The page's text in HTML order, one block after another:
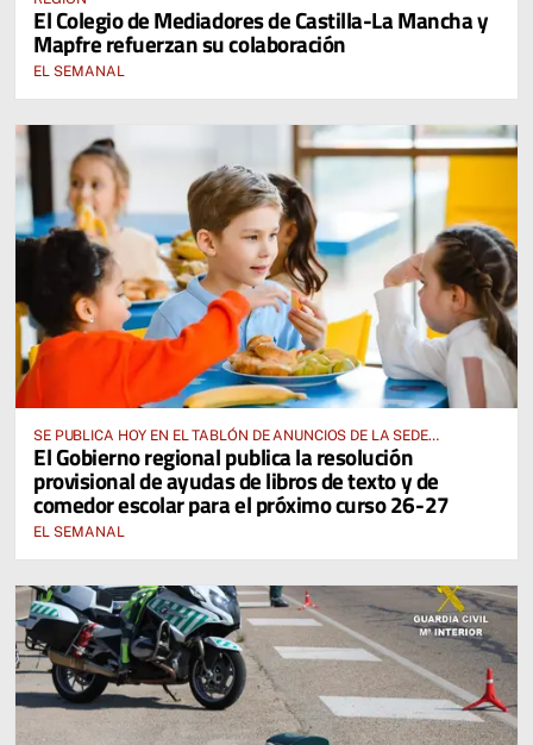
El Colegio de Mediadores de Castilla-La Mancha y
Mapfre refuerzan su colaboración
EL SEMANAL
SE PUBLICA HOY EN EL TABLÓN DE ANUNCIOS DE LA SEDE
ELECTRÓNICA DE LA JUNTA DE COMUNIDADES Y EN EL PORTAL DE
EDUCACIÓN DE CASTILLA-LA MANCHA
El Gobierno regional publica la resolución
provisional de ayudas de libros de texto y de
comedor escolar para el próximo curso 26-27
EL SEMANAL